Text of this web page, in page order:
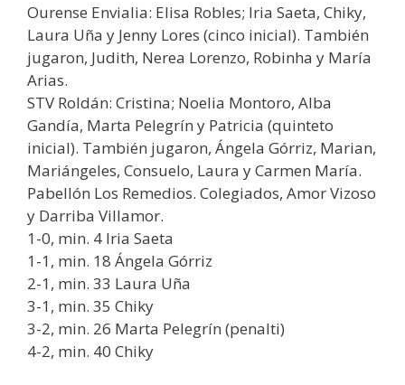
Ourense Envialia: Elisa Robles; Iria Saeta, Chiky,
Laura Uña y Jenny Lores (cinco inicial). También
jugaron, Judith, Nerea Lorenzo, Robinha y María
Arias.
STV Roldán: Cristina; Noelia Montoro, Alba
Gandía, Marta Pelegrín y Patricia (quinteto
inicial). También jugaron, Ángela Górriz, Marian,
Mariángeles, Consuelo, Laura y Carmen María.
Pabellón Los Remedios. Colegiados, Amor Vizoso
y Darriba Villamor.
1-0, min. 4 Iria Saeta
1-1, min. 18 Ángela Górriz
2-1, min. 33 Laura Uña
3-1, min. 35 Chiky
3-2, min. 26 Marta Pelegrín (penalti)
4-2, min. 40 Chiky